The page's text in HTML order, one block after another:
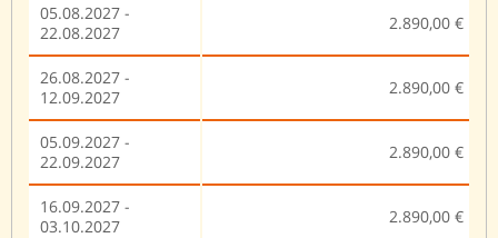
05.08.2027 -
22.08.2027
2.890,00 €
26.08.2027 -
12.09.2027
2.890,00 €
05.09.2027 -
22.09.2027
2.890,00 €
16.09.2027 -
03.10.2027
2.890,00 €